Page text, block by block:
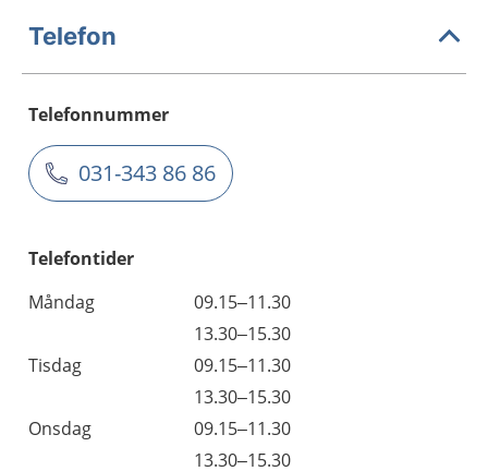
Telefon
Telefonnummer
031-343 86 86
Telefontider
Måndag
09.15–11.30
13.30–15.30
Tisdag
09.15–11.30
13.30–15.30
Onsdag
09.15–11.30
13.30–15.30